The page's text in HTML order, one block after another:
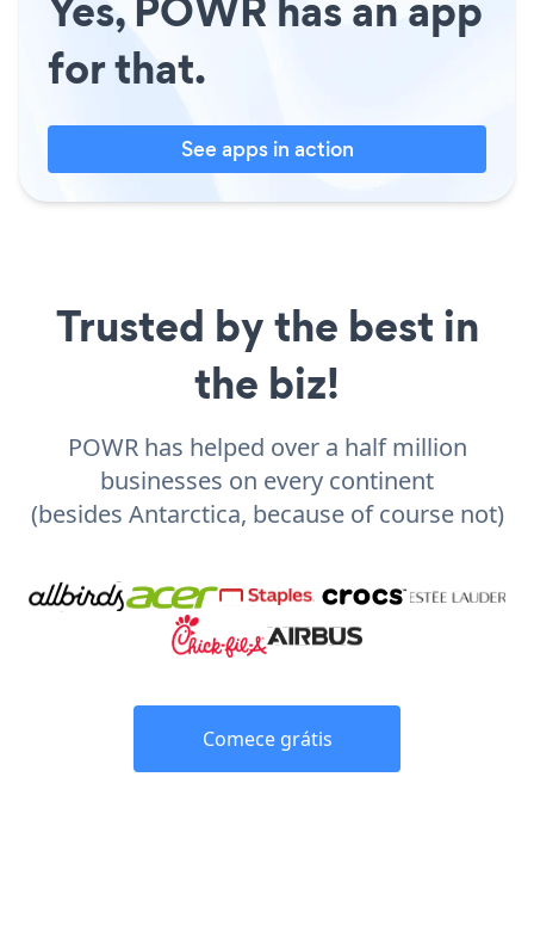
for that.
See apps in action
Trusted by the best in
the biz!
POWR has helped over a half million
businesses on every continent
(besides Antarctica, because of course not)
Comece grátis